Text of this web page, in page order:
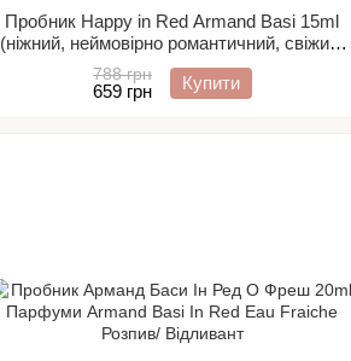
Пробник Happy in Red Armand Basi 15ml
(ніжний, неймовірно романтичний, свіжий,
жіночний) Розпив/ Відливант
788 грн
659 грн Купити